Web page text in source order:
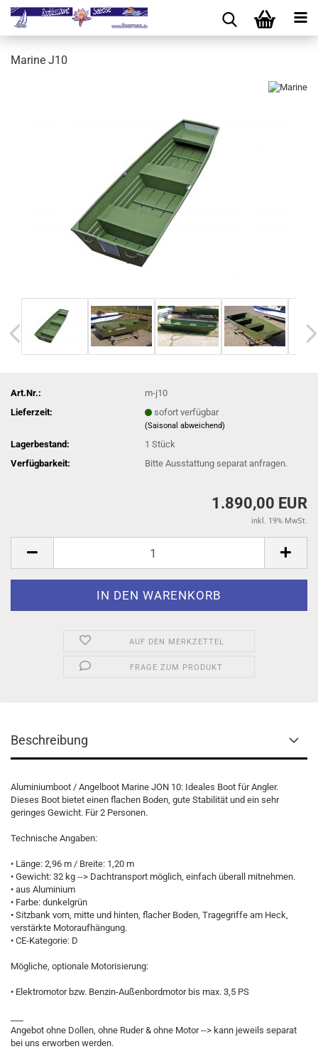
Marine J10
Art.Nr.:
m-j10
Lieferzeit:
sofort verfügbar
(Saisonal abweichend)
Lagerbestand: 1Stück
Verfügbarkeit:
Bitte Ausstattung separat anfragen.
1.890,00 EUR
inkl. 19% MwSt.
AUF DEN MERKZETTEL
FRAGE ZUM PRODUKT
Beschreibung
Aluminiumboot / Angelboot Marine JON 10: Ideales Boot für Angler.
Dieses Boot bietet einen flachen Boden, gute Stabilität und ein sehr
geringes Gewicht. Für 2 Personen.
Technische Angaben:
• Länge: 2,96 m / Breite: 1,20 m
• Gewicht: 32 kg --> Dachtransport möglich, einfach überall mitnehmen.
• aus Aluminium
• Farbe: dunkelgrün
• Sitzbank vorn, mitte und hinten, flacher Boden, Tragegriffe am Heck,
verstärkte Motoraufhängung.
• CE-Kategorie: D
Mögliche, optionale Motorisierung:
• Elektromotor bzw. Benzin-Außenbordmotor bis max. 3,5 PS
Angebot ohne Dollen, ohne Ruder & ohne Motor --> kann jeweils separat
bei uns erworben werden.